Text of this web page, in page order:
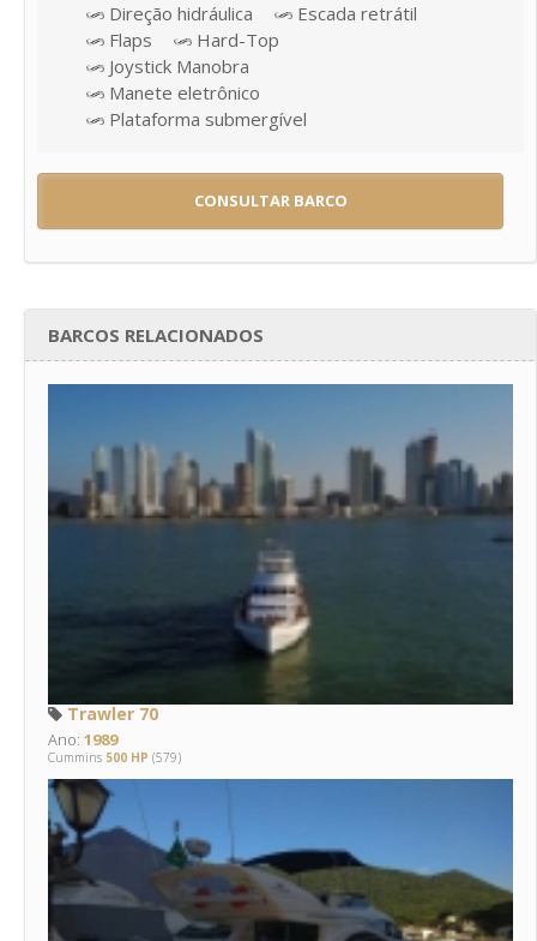
Direção hidráulica
Escada retrátil
Flaps
Hard-Top
Joystick Manobra
Manete eletrônico
Plataforma submergível
CONSULTAR BARCO
BARCOS RELACIONADOS
Trawler 70
Ano: 1989
Cummins 500 HP (579)